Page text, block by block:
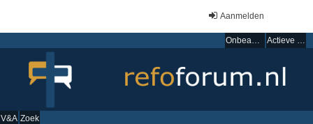
Aanmelden
Onbeantwoorde onderwerpen Actieve onderwerpen
V&A Zoek